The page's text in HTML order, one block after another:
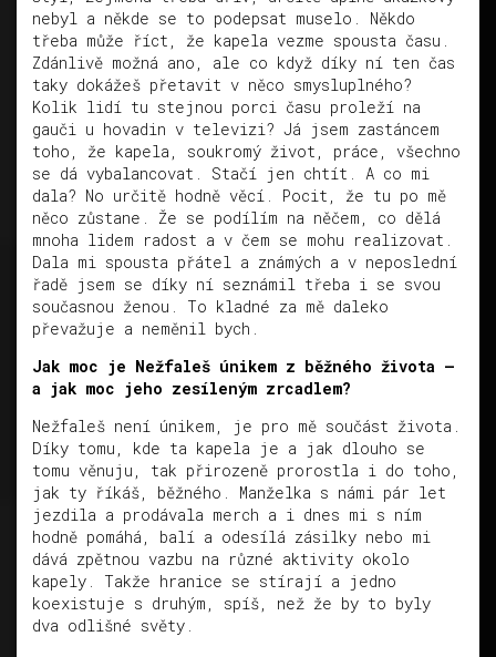
nebyl a někde se to podepsat muselo. Někdo
třeba může říct, že kapela vezme spousta času.
Zdánlivě možná ano, ale co když díky ní ten čas
taky dokážeš přetavit v něco smysluplného?
Kolik lidí tu stejnou porci času proleží na
gauči u hovadin v televizi? Já jsem zastáncem
toho, že kapela, soukromý život, práce, všechno
se dá vybalancovat. Stačí jen chtít. A co mi
dala? No určitě hodně věcí. Pocit, že tu po mě
něco zůstane. Že se podílím na něčem, co dělá
mnoha lidem radost a v čem se mohu realizovat.
Dala mi spousta přátel a známých a v neposlední
řadě jsem se díky ní seznámil třeba i se svou
současnou ženou. To kladné za mě daleko
převažuje a neměnil bych.
Jak moc je Nežfaleš únikem z běžného života –
a jak moc jeho zesíleným zrcadlem?
Nežfaleš není únikem, je pro mě součást života.
Díky tomu, kde ta kapela je a jak dlouho se
tomu věnuju, tak přirozeně prorostla i do toho,
jak ty říkáš, běžného. Manželka s námi pár let
jezdila a prodávala merch a i dnes mi s ním
hodně pomáhá, balí a odesílá zásilky nebo mi
dává zpětnou vazbu na různé aktivity okolo
kapely. Takže hranice se stírají a jedno
koexistuje s druhým, spíš, než že by to byly
dva odlišné světy.